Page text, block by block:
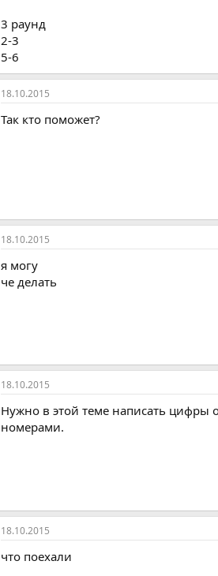
3 раунд
2-3
5-6
18.10.2015
Так кто поможет?
18.10.2015
я могу
че делать
18.10.2015
Нужно в этой теме написать цифры
номерами.
18.10.2015
что поехали